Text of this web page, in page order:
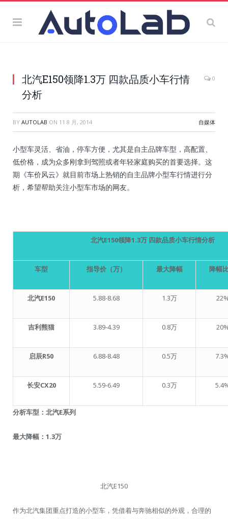
北汽E150领降1.3万 四款品质小车行情
分析
0
BY AUTOLAB ON 11 8 月, 2014 自媒体
小型车灵活、省油，停车方便，尤其是自主品牌车型，高配置、
低价格，成为众多刚拿到驾照或者年轻家庭购买的首要选择。这
期《车价风云》就目前市场上热销的自主品牌小型车行情进行分
析，希望帮助关注小型车市场的网友。
北汽E150领降1.3万 四款品质小车行情分析
车型 指导价（万） 最大降幅 降幅
北汽E150 5.88-8.68 1.3万
吉利熊猫 3.89-4.39 0.8万
启辰R50 6.88-8.48 0.5万
长安CX20 5.59-6.49 0.3万
分析车型：北汽E系列
最大降幅：1.3万
北汽E150
作为北汽集团重点打造的小型车，凭借着与奔驰相似的外观，合理的